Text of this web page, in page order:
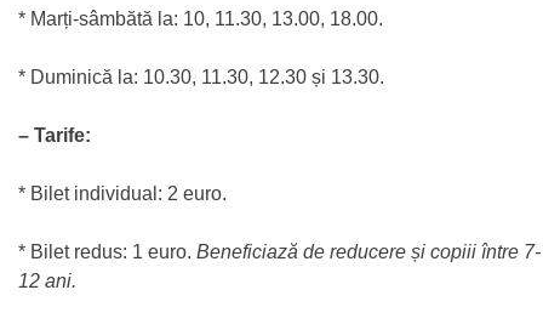
* Marți-sâmbătă la: 10, 11.30, 13.00, 18.00.
* Duminică la: 10.30, 11.30, 12.30 și 13.30.
– Tarife:
* Bilet individual: 2 euro.
* Bilet redus: 1 euro. Beneficiază de reducere și copiii între 7-
12 ani.